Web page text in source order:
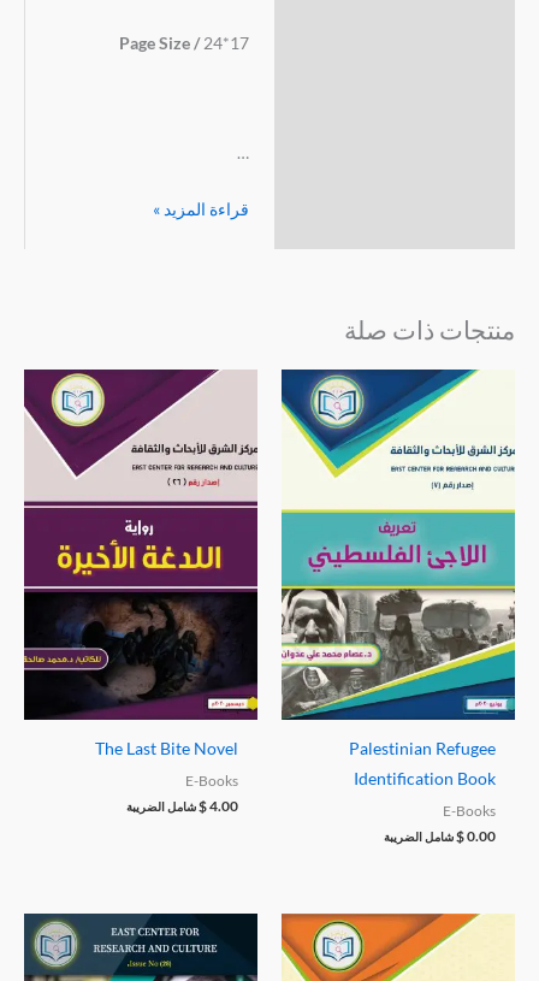
Page Size /24*17
…
قراءة المزيد »
منتجات ذات صلة
Palestinian Refugee
Identification Book
E-Books
$0.00 شامل الضريبة
The Last Bite Novel
E-Books
$4.00 شامل الضريبة